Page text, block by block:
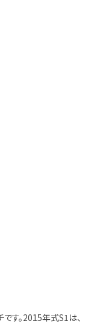
す。2015年式S1は、